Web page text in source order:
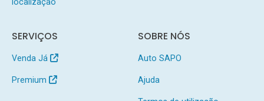
localização
SERVIÇOS
Venda Já
Premium
SOBRE NÓS
Auto SAPO
Ajuda